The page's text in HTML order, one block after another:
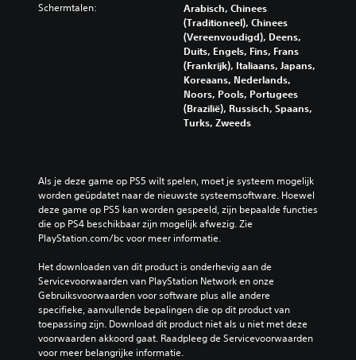
Schermtalen:
Arabisch, Chinees
(Traditioneel), Chinees
(Vereenvoudigd), Deens,
Duits, Engels, Fins, Frans
(Frankrijk), Italiaans, Japans,
Koreaans, Nederlands,
Noors, Pools, Portugees
(Brazilië), Russisch, Spaans,
Turks, Zweeds
Als je deze game op PS5 wilt spelen, moet je systeem mogelijk
worden geüpdatet naar de nieuwste systeemsoftware. Hoewel
deze game op PS5 kan worden gespeeld, zijn bepaalde functies
die op PS4 beschikbaar zijn mogelijk afwezig. Zie
PlayStation.com/bc voor meer informatie.
Het downloaden van dit product is onderhevig aan de
Servicevoorwaarden van PlayStation Network en onze
Gebruiksvoorwaarden voor software plus alle andere
specifieke, aanvullende bepalingen die op dit product van
toepassing zijn. Download dit product niet als u niet met deze
voorwaarden akkoord gaat. Raadpleeg de Servicevoorwaarden
voor meer belangrijke informatie.